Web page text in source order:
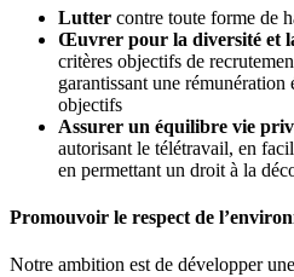
Lutter contre toute forme de
Œuvrer pour la diversité et
critères objectifs de
garantissant une
objectifs
Assurer un équilibre vie
autorisant le télétravail, en
en permettant un droit à la
Promouvoir le respect de
Notre ambition est de développer